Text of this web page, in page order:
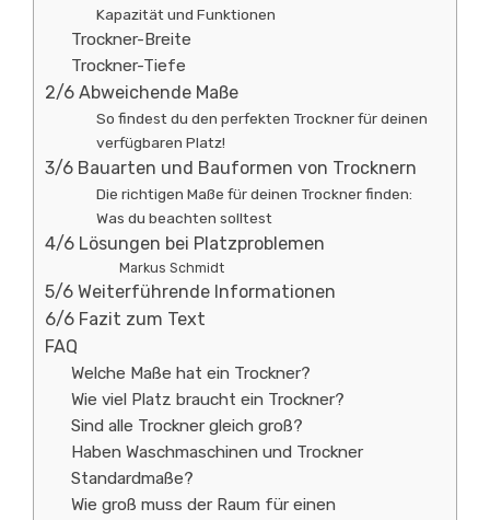
Kapazität und Funktionen
Trockner-Breite
Trockner-Tiefe
2/6 Abweichende Maße
So findest du den perfekten Trockner für deinen
verfügbaren Platz!
3/6 Bauarten und Bauformen von Trocknern
Die richtigen Maße für deinen Trockner finden:
Was du beachten solltest
4/6 Lösungen bei Platzproblemen
Markus Schmidt
5/6 Weiterführende Informationen
6/6 Fazit zum Text
FAQ
Welche Maße hat ein Trockner?
Wie viel Platz braucht ein Trockner?
Sind alle Trockner gleich groß?
Haben Waschmaschinen und Trockner
Standardmaße?
Wie groß muss der Raum für einen